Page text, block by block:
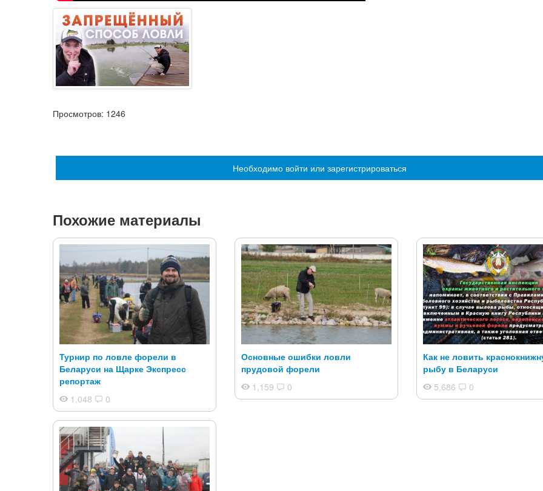
Просмотров: 1246
Необходимо войти или зарегистрироваться
Похожие материалы
Турнир по ловле форели в
Беларуси на Щарке Экспресс
репортаж
1,048
0
Основные ошибки ловли
прудовой форели
1,159
0
Как не ловить
рыбу в Беларуси
5,686
0